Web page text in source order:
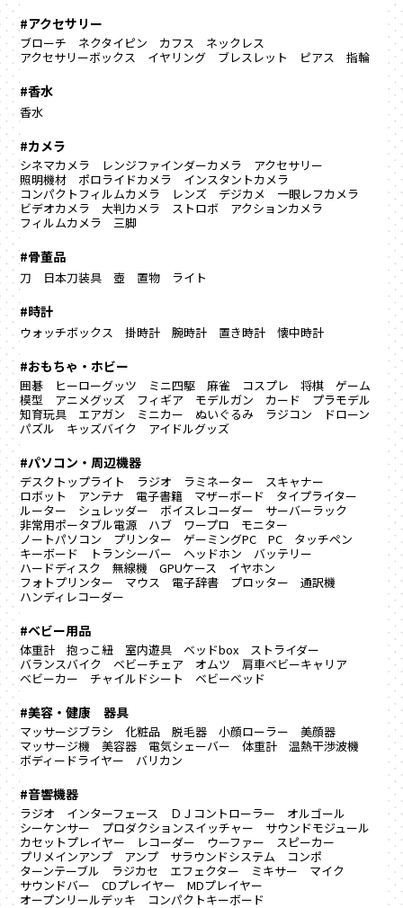
#アクセサリー
ブローチ ネクタイピン カフス
ネックレス
アクセサリーボックス
イヤリング ブレスレット ピアス 指輪
#香水
香水
#カメラ
シネマカメラ レンジファインダーカメラ
アクセサリー
照明機材
ポロライドカメラ
インスタントカメラ
コンパクトフィルムカメラ
レンズ デジカメ
一眼レフカメラ
ビデオカメラ
大判カメラ ストロボ
アクションカメラ
フィルムカメラ
三脚
#骨董品
刀 日本刀装具 壺 置物 ライト
#時計
ウォッチボックス 掛時計 腕時計 置き時計 懐中時計
#おもちゃ・ホビー
囲碁 ヒーローグッツ ミニ四駆 麻雀 コスプレ 将棋
ゲーム
模型
アニメグッズ フィギア モデルガン カード
プラモデル
知育玩具
エアガン ミニカー ぬいぐるみ ラジコン
ドローン
パズル
キッズバイク アイドルグッズ
#パソコン・周辺機器
デスクトップライト ラジオ ラミネーター
スキャナー
ロボット
アンテナ 電子書籍 マザーボード
タイプライター
ルーター
シュレッダー ボイスレコーダー
サーバーラック
非常用ポータブル電源
ハブ ワープロ
モニター
ノートパソコン
プリンター ゲーミングPC PC
タッチペン
キーボード
トランシーバー ヘッドホン
バッテリー
ハードディスク
無線機 GPUケース
イヤホン
フォトプリンター
マウス 電子辞書 プロッター
通訳機
ハンディレコーダー
#ベビー用品
体重計 抱っこ紐 室内遊具 ベッドbox
ストライダー
バランスバイク
ベビーチェア オムツ
肩車ベビーキャリア
ベビーカー
チャイルドシート ベビーベッド
#美容・健康 器具
マッサージブラシ 化粧品 脱毛器 小顔ローラー
美顔器
マッサージ機
美容器 電気シェーバー 体重計
温熱干渉波機
ボディードライヤー
バリカン
#音響機器
ラジオ インターフェース ＤＪコントローラー
オルゴール
シーケンサー
プロダクションスイッチャー
サウンドモジュール
カセットプレイヤー
レコーダー ウーファー
スピーカー
プリメインアンプ
アンプ サラウンドシステム
コンポ
ターンテーブル
ラジカセ エフェクター ミキサー
マイク
サウンドバー
CDプレイヤー
MDプレイヤー
オープンリールデッキ
コンパクトキーボード